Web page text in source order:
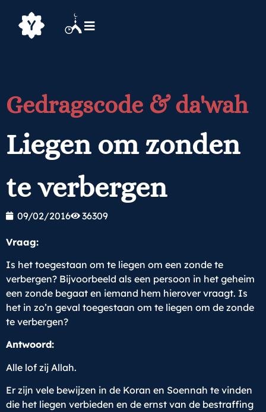
Gedragscode & da'wah
Liegen om zonden
te verbergen
09/02/2016 36309
Vraag:
Is het toegestaan om te liegen om een zonde te
verbergen? Bijvoorbeeld als een persoon in het geheim
een zonde begaat en iemand hem hierover vraagt. Is
het in zo’n geval toegestaan om te liegen om de zonde
te verbergen?
Antwoord:
Alle lof zij Allah.
Er zijn vele bewijzen in de Koran en Soennah te vinden
die het liegen verbieden en de ernst van de bestraffing